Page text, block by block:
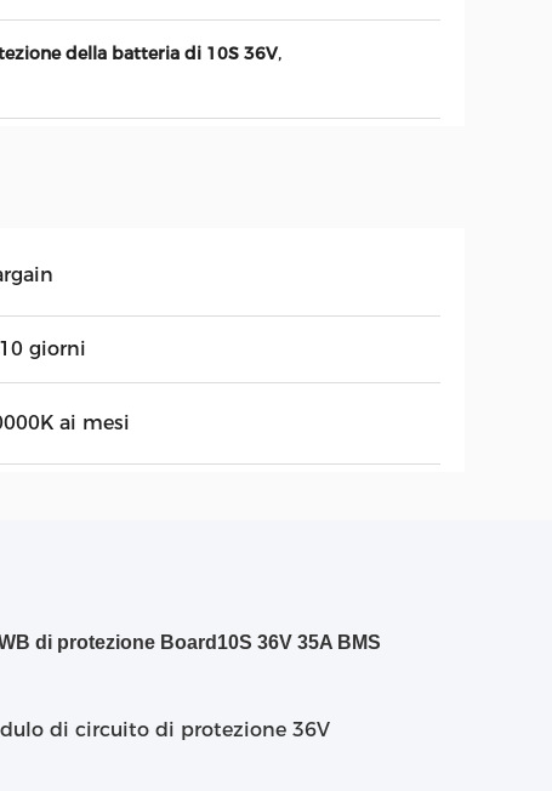
della batteria di 10S 36V,
giorni
ai mesi
di protezione Board10S 36V 35A BMS
di circuito di protezione 36V